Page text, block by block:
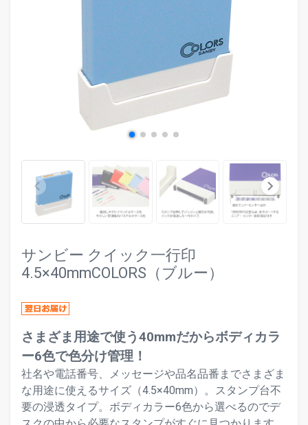
keyboard_arrow_left keyboard_arrow_right
サンビー クイック一行印
4.5×40mmCOLORS（ブルー）
さまざま用途で使う40mmだからボディカラ
ー6色で色分け管理！
社名や電話番号、メッセージや品名品番までさまざま
な用途に使えるサイズ（4.5×40mm）。スタンプ台不
要の浸透タイプ。ボディカラー6色から選べるのでデ